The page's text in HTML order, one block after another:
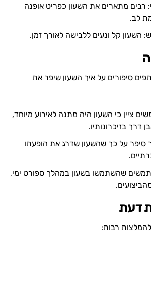
רבים מתארים את השעון כפריט אופנה
לב.
השעון קל ונעים ללבישה לאורך זמן.
סיפורים על איך השעון שיפר את
ציין כי השעון היה מתנה לאירוע מיוחד,
דרך בזיכרונותיו.
על כך שהשעון שדרג את הופעתו
שהשתמשו בשעון במהלך ספורט ימי,
דעת
רבות: